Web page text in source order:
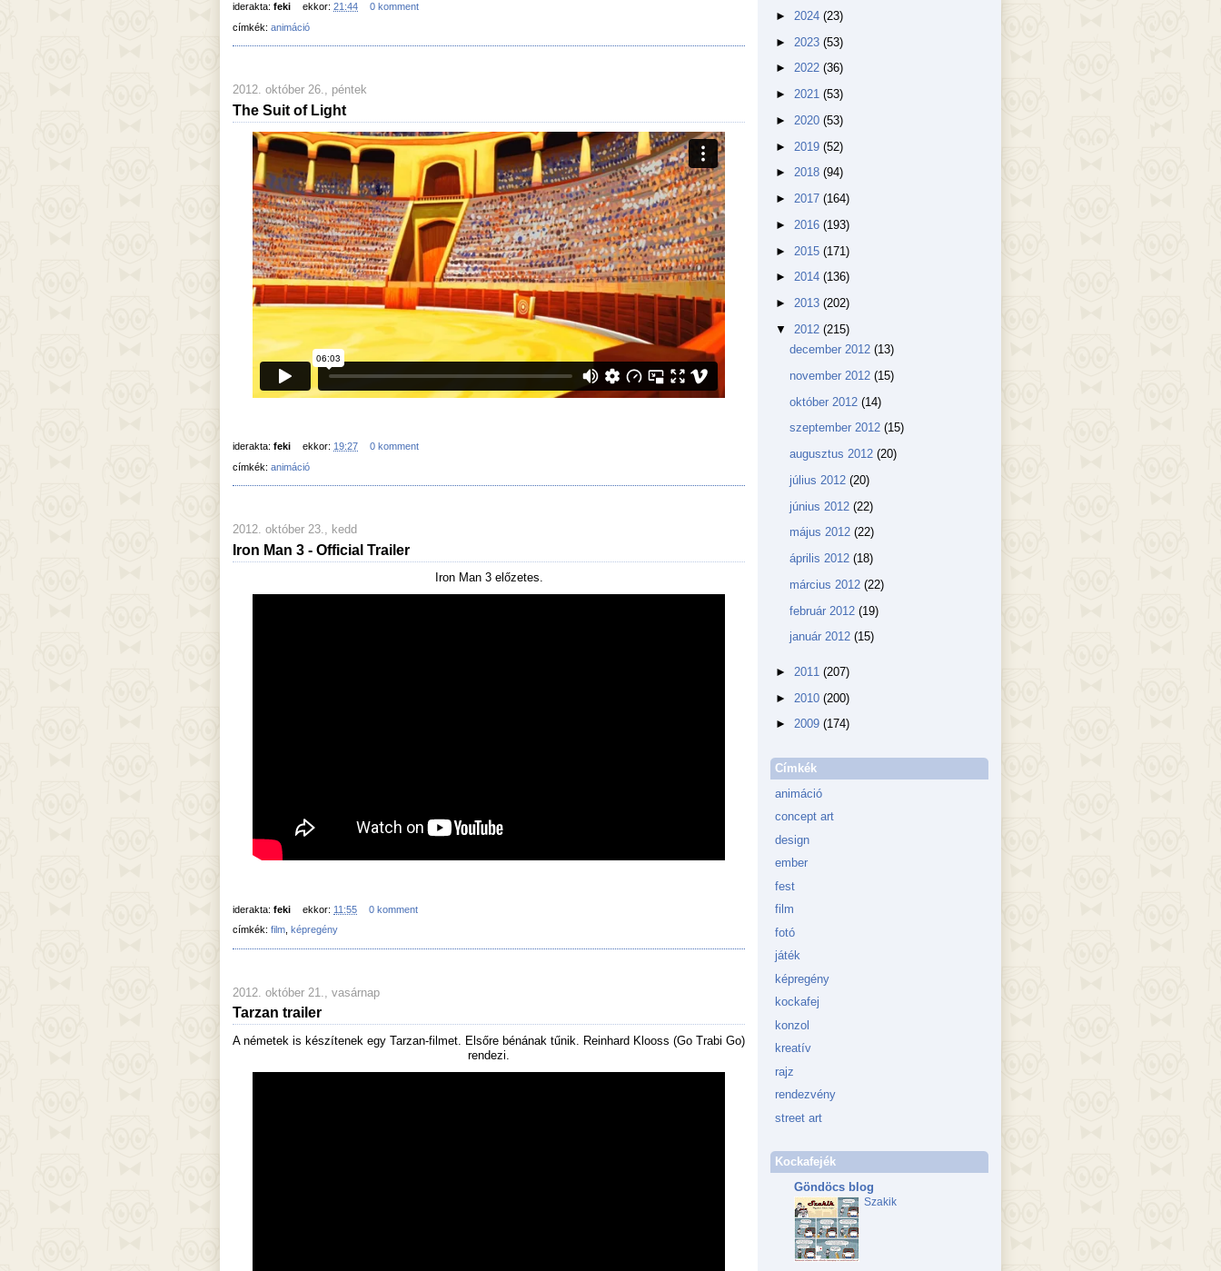
iderakta: feki ekkor: 21:44
0 komment
címkék: animáció
2012. október 26., péntek
The Suit of Light
iderakta: feki ekkor: 19:27
0 komment
címkék: animáció
2012. október 23., kedd
Iron Man 3 - Official Trailer
Iron Man 3 előzetes.
iderakta: feki ekkor: 11:55
0 komment
címkék: film képregény
2012. október 21., vasárnap
Tarzan trailer
A németek is készítenek egy Tarzan-filmet. Elsőre bénának tűnik. Reinhard Klooss (Go Trabi Go)
rendezi.
► 2024 (23)
► 2023 (53)
► 2022 (36)
► 2021 (53)
► 2020 (53)
► 2019 (52)
► 2018 (94)
► 2017 (164)
► 2016 (193)
► 2015 (171)
► 2014 (136)
► 2013 (202)
▼ 2012 (215)
december 2012 (13)
november 2012 (15)
október 2012 (14)
szeptember 2012 (15)
augusztus 2012 (20)
július 2012 (20)
június 2012 (22)
május 2012 (22)
április 2012 (18)
március 2012 (22)
február 2012 (19)
január 2012 (15)
► 2011 (207)
► 2010 (200)
► 2009 (174)
Címkék
animáció
concept art
design
ember
fest
film
fotó
játék
képregény
kockafej
konzol
kreatív
rajz
rendezvény
street art
Kockafejék
Göndöcs blog
Szakik